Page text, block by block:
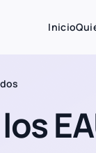
Inicio